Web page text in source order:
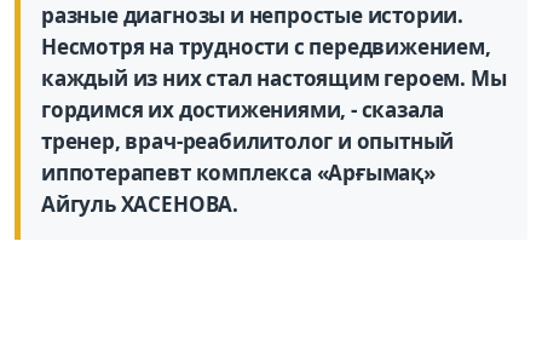
разные диагнозы и непростые истории.
Несмотря на трудности с передвижением,
каждый из них стал настоящим героем. Мы
гордимся их достижениями, - сказала
тренер, врач-реабилитолог и опытный
иппотерапевт комплекса «Арғымақ»
Айгуль ХАСЕНОВА.